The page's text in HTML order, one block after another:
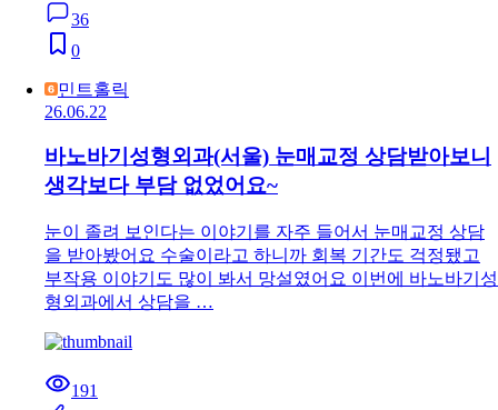
36
0
민트홀릭
26.06.22
바노바기성형외과(서울) 눈매교정 상담받아보니
생각보다 부담 없었어요~
눈이 졸려 보인다는 이야기를 자주 들어서 눈매교정 상담
을 받아봤어요 수술이라고 하니까 회복 기간도 걱정됐고
부작용 이야기도 많이 봐서 망설였어요 이번에 바노바기성
형외과에서 상담을 …
191